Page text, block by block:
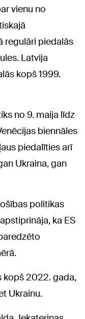
vienu no
regulāri piedalās
Latvija
kopš 1999.
no 9. maija līdz
biennāles
piedalīties arī
Ukraina, gan
politikas
ka ES
kopš 2022. gada,
Ukrainu.